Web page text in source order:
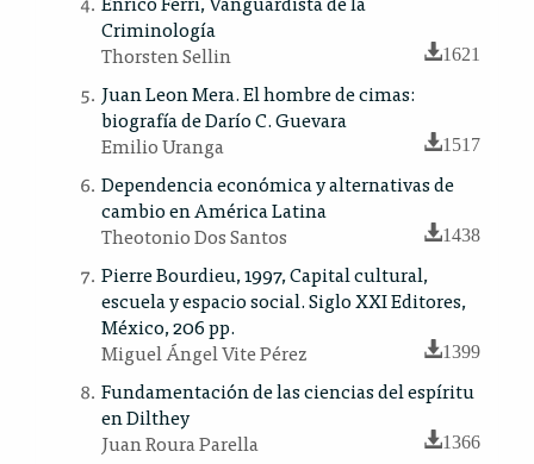
Criminología
Thorsten Sellin
1621
Juan Leon Mera. El hombre de cimas:
biografía de Darío C. Guevara
Emilio Uranga
1517
Dependencia económica y alternativas de
cambio en América Latina
Theotonio Dos Santos
1438
Pierre Bourdieu, 1997, Capital cultural,
escuela y espacio social. Siglo XXI Editores,
México, 206 pp.
Miguel Ángel Vite Pérez
1399
Fundamentación de las ciencias del espíritu
en Dilthey
Juan Roura Parella
1366